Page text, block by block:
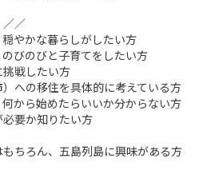
／／
やかな暮らしがしたい方
びのびと子育てをしたい方
挑戦したい方
への移住を具体的に考えている方
から始めたらいいか分からない方
必要か知りたい方
ちろん、五島列島に興味がある方